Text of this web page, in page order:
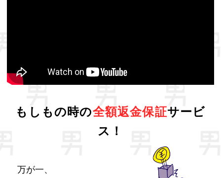
もしもの時の全額返金保証サービ
ス！
万が一、